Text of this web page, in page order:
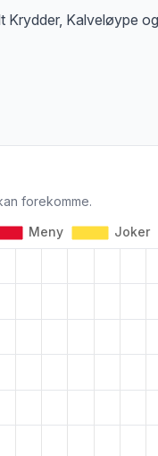
Krydder, Kalveløype og
forekomme.